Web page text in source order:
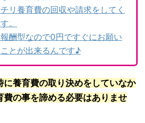
リ養育費の回収や請求をしてく
。
酬型なので0円ですぐにお願い
とが出来るんです♪
に養育費の取り決めをしていなか
費の事を諦める必要はありませ